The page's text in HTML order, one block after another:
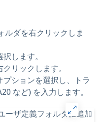
ルダを右クリックしま
します。
リックします。
プションを選択し、トラ
など) を入力します。